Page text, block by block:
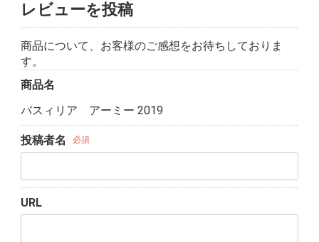
レビューを投稿
商品について、お客様のご感想をお待ちしておりま
す。
商品名
バスィリア アーミー 2019
投稿者名 必須
URL